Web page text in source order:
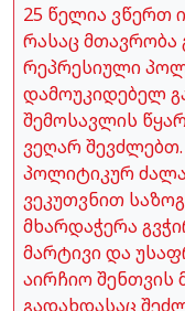
25 წელია ვწერთ
რასაც მთავრობა
რეპრესიული
დამოუკიდებელ
შემოსავლის
ვეღარ
პოლიტიკურ
ვეკუთვნით
მხარდაჭერა
მარტივი და
აირჩიო შენთვის
გადახდასაც